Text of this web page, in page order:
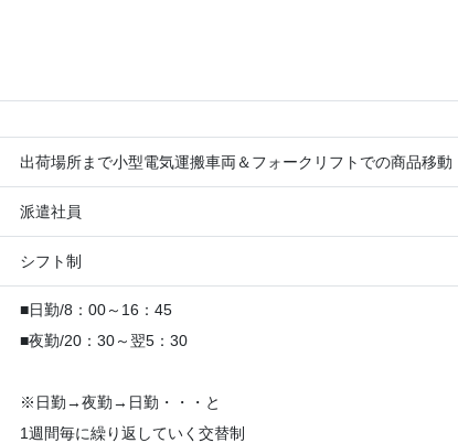
出荷場所まで小型電気運搬車両＆フォークリフトでの商品移動
派遣社員
シフト制
■日勤/8：00～16：45
■夜勤/20：30～翌5：30
※日勤→夜勤→日勤・・・と
1週間毎に繰り返していく交替制